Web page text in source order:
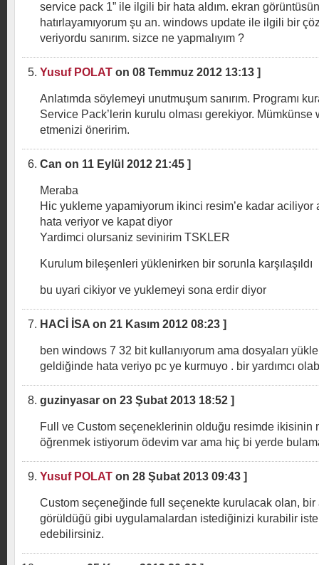
service pack 1” ile ilgili bir hata aldım. ekran
hatırlayamıyorum şu an. windows update ile ilgili bir
veriyordu sanırım. sizce ne yapmalıyım ?
Yusuf POLAT on 08 Temmuz 2012 13:13 ]
Anlatımda söylemeyi unutmuşum sanırım. Programı
Service Pack’lerin kurulu olması gerekiyor. Mümkünse
etmenizi öneririm.
Can on 11 Eylül 2012 21:45 ]
Meraba
Hic yukleme yapamiyorum ikinci resim’e kadar aciliyor
hata veriyor ve kapat diyor
Yardimci olursaniz sevinirim TSKLER
Kurulum bileşenleri yüklenirken bir sorunla karşılaşıldı
bu uyari cikiyor ve yuklemeyi sona erdir diyor
HACİ İSA on 21 Kasım 2012 08:23 ]
ben windows 7 32 bit kullanıyorum ama dosyaları
geldiğinde hata veriyo pc ye kurmuyo . bir yardımcı
guzinyasar on 23 Şubat 2013 18:52 ]
Full ve Custom seçeneklerinin olduğu resimde ikisinin
öğrenmek istiyorum ödevim var ama hiç bi yerde
Yusuf POLAT on 28 Şubat 2013 09:43 ]
Custom seçeneğinde full seçenekte kurulacak olan, bir
görüldüğü gibi uygulamalardan istediğinizi kurabilir
edebilirsiniz.